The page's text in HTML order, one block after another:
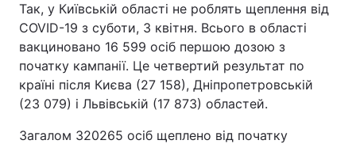
Тема оформлення
Так, у Київській області не роблять щеплення від
COVID-19 з суботи, 3 квітня. Всього в області
вакциновано 16 599 осіб першою дозою з
початку кампанії. Це четвертий результат по
країні після Києва (27 158), Дніпропетровській
(23 079) і Львівській (17 873) областей.
Загалом 320265 осіб щеплено від початку